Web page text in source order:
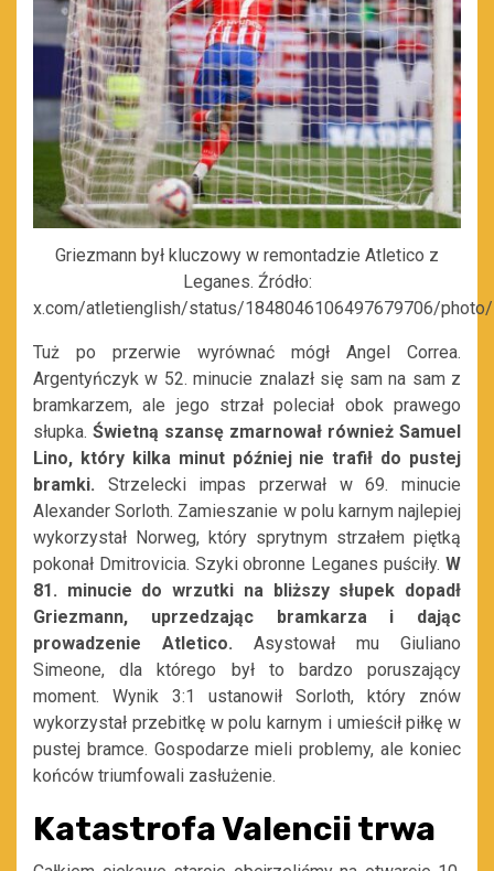
Griezmann był kluczowy w remontadzie Atletico z
Leganes. Źródło:
x.com/atletienglish/status/1848046106497679706/
Tuż po przerwie wyrównać mógł Angel Correa.
Argentyńczyk w 52. minucie znalazł się sam na sam z
bramkarzem, ale jego strzał poleciał obok prawego
słupka. Świetną szansę zmarnował również Samuel
Lino, który kilka minut później nie trafił do pustej
bramki. Strzelecki impas przerwał w 69. minucie
Alexander Sorloth. Zamieszanie w polu karnym najlepiej
wykorzystał Norweg, który sprytnym strzałem piętką
pokonał Dmitrovicia. Szyki obronne Leganes puściły. W
81. minucie do wrzutki na bliższy słupek dopadł
Griezmann, uprzedzając bramkarza i dając
prowadzenie Atletico. Asystował mu Giuliano
Simeone, dla którego był to bardzo poruszający
moment. Wynik 3:1 ustanowił Sorloth, który znów
wykorzystał przebitkę w polu karnym i umieścił piłkę w
pustej bramce. Gospodarze mieli problemy, ale koniec
końców triumfowali zasłużenie.
Katastrofa Valencii trwa